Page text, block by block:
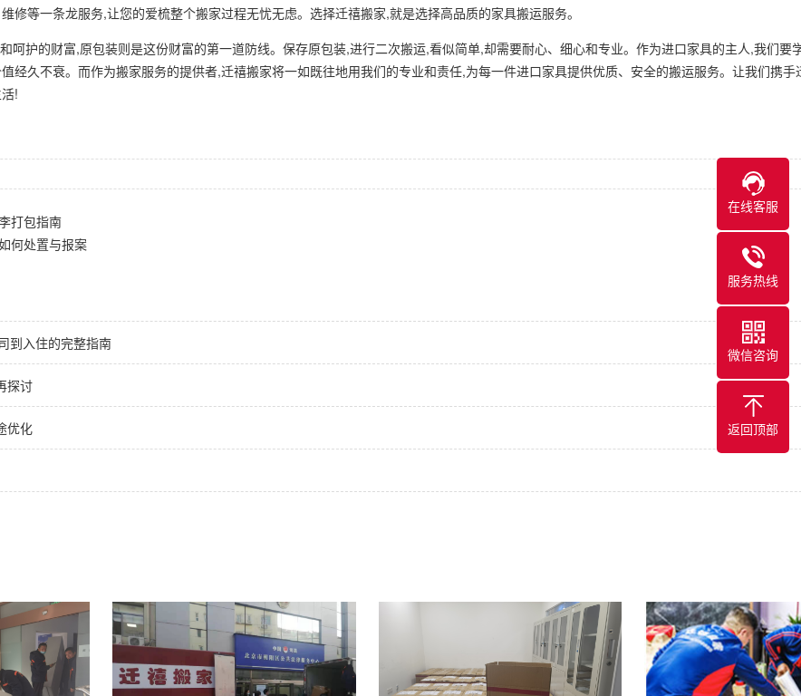
修等一条龙服务,让您的爱梳整个搬家过程无忧无虑。选择迁禧搬家,就是选择高品质的家具搬运服务。
呵护的财富,原包装则是这份财富的第一道防线。保存原包装,进行二次搬运,看似简单,却需要耐心、细心和专业。作为进口家具的主人,我们要
经久不衰。而作为搬家服务的提供者,迁禧搬家将一如既往地用我们的专业和责任,为每一件进口家具提供优质、安全的搬运服务。让我们携手
!
打包指南
何处置与报案
到入住的完整指南
探讨
优化
在线客服
服务热线
微信咨询
返回顶部